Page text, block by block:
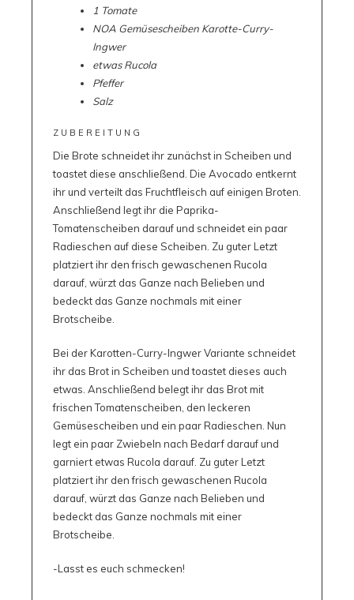
1 Tomate
NOA Gemüsescheiben Karotte-Curry-
Ingwer
etwas Rucola
Pfeffer
Salz
ZUBEREITUNG
Die Brote schneidet ihr zunächst in Scheiben und
toastet diese anschließend. Die Avocado entkernt
ihr und verteilt das Fruchtfleisch auf einigen Broten.
Anschließend legt ihr die Paprika-
Tomatenscheiben darauf und schneidet ein paar
Radieschen auf diese Scheiben. Zu guter Letzt
platziert ihr den frisch gewaschenen Rucola
darauf, würzt das Ganze nach Belieben und
bedeckt das Ganze nochmals mit einer
Brotscheibe.
Bei der Karotten-Curry-Ingwer Variante schneidet
ihr das Brot in Scheiben und toastet dieses auch
etwas. Anschließend belegt ihr das Brot mit
frischen Tomatenscheiben, den leckeren
Gemüsescheiben und ein paar Radieschen. Nun
legt ein paar Zwiebeln nach Bedarf darauf und
garniert etwas Rucola darauf. Zu guter Letzt
platziert ihr den frisch gewaschenen Rucola
darauf, würzt das Ganze nach Belieben und
bedeckt das Ganze nochmals mit einer
Brotscheibe.
-Lasst es euch schmecken!